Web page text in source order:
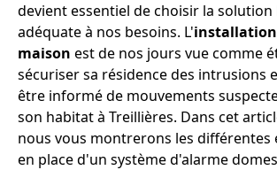
devient essentiel de choisir la solution
adéquate à nos besoins. L'
maison est de nos jours vue comme
sécuriser sa résidence des intrusions
être informé de mouvements
son habitat à Treillières. Dans cet
nous vous montrerons les différentes
en place d'un système d'alarme